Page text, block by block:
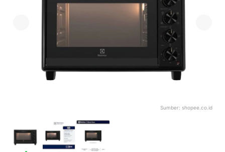
Sumber: shopee.co.id